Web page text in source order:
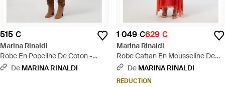
515 €
Marina Rinaldi
Robe En Popeline De Coton -
Neutre
De MARINA RINALDI
1 049 €629 €
Marina Rinaldi
Robe Caftan En Mousseline De
Soie - Rouge
De MARINA RINALDI
RÉDUCTION